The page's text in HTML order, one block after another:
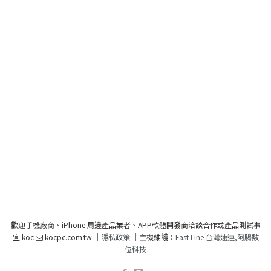
歡迎手機廠商、iPhone 周邊產品業者、APP軟體開發商洽談合作或產品測試事
宜 koc
kocpc.com.tw ｜ 隱私政策｜主機維護： Fast Line 台灣速連,阿腸數
位科技